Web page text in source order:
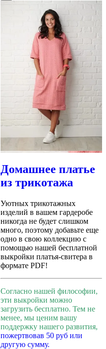
Домашнее платье
из трикотажа
Уютных трикотажных
изделий в вашем гардеробе
никогда не будет слишком
много, поэтому добавьте еще
одно в свою коллекцию с
помощью нашей бесплатной
выкройки платья-свитера в
формате PDF!
Согласно нашей философии,
эти выкройки можно
загрузить бесплатно. Тем не
менее, мы ценим вашу
поддержку нашего развития,
пожертвовав 50 руб или
другую сумму.